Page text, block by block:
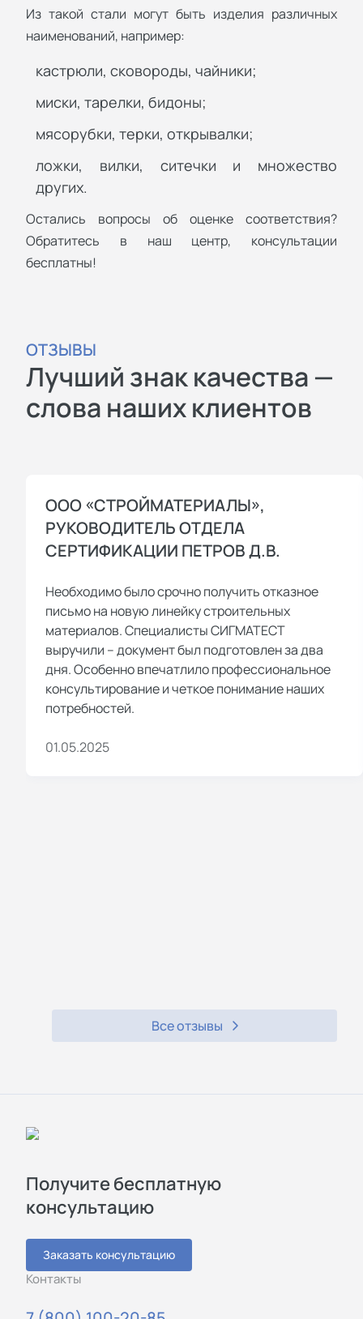
Из такой стали могут быть изделия различных
наименований, например:
кастрюли, сковороды, чайники;
миски, тарелки, бидоны;
мясорубки, терки, открывалки;
ложки, вилки, ситечки и множество
других.
Остались вопросы об оценке соответствия?
Обратитесь в наш центр, консультации
бесплатны!
ОТЗЫВЫ
Лучший знак качества —
слова наших клиентов
ООО «СТРОЙМАТЕРИАЛЫ»,
РУКОВОДИТЕЛЬ ОТДЕЛА
СЕРТИФИКАЦИИ ПЕТРОВ Д.В.
Необходимо было срочно получить отказное
письмо на новую линейку строительных
материалов. Специалисты СИГМАТЕСТ
выручили – документ был подготовлен за два
дня. Особенно впечатлило профессиональное
консультирование и четкое понимание наших
потребностей.
01.05.2025
Все отзывы
Получите бесплатную
консультацию
Заказать консультацию
Контакты